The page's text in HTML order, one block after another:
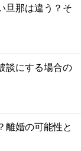
旦那は違う？そ
談にする場合の
離婚の可能性と